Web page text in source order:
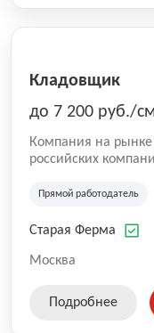
Кладовщик
до 7 200 руб./
Компания на
российских
компания владеет
России (Wildberries,
на глобальной
SKU, премиальные
Прямой работодатель
Старая Ферма
Москва
Подробнее